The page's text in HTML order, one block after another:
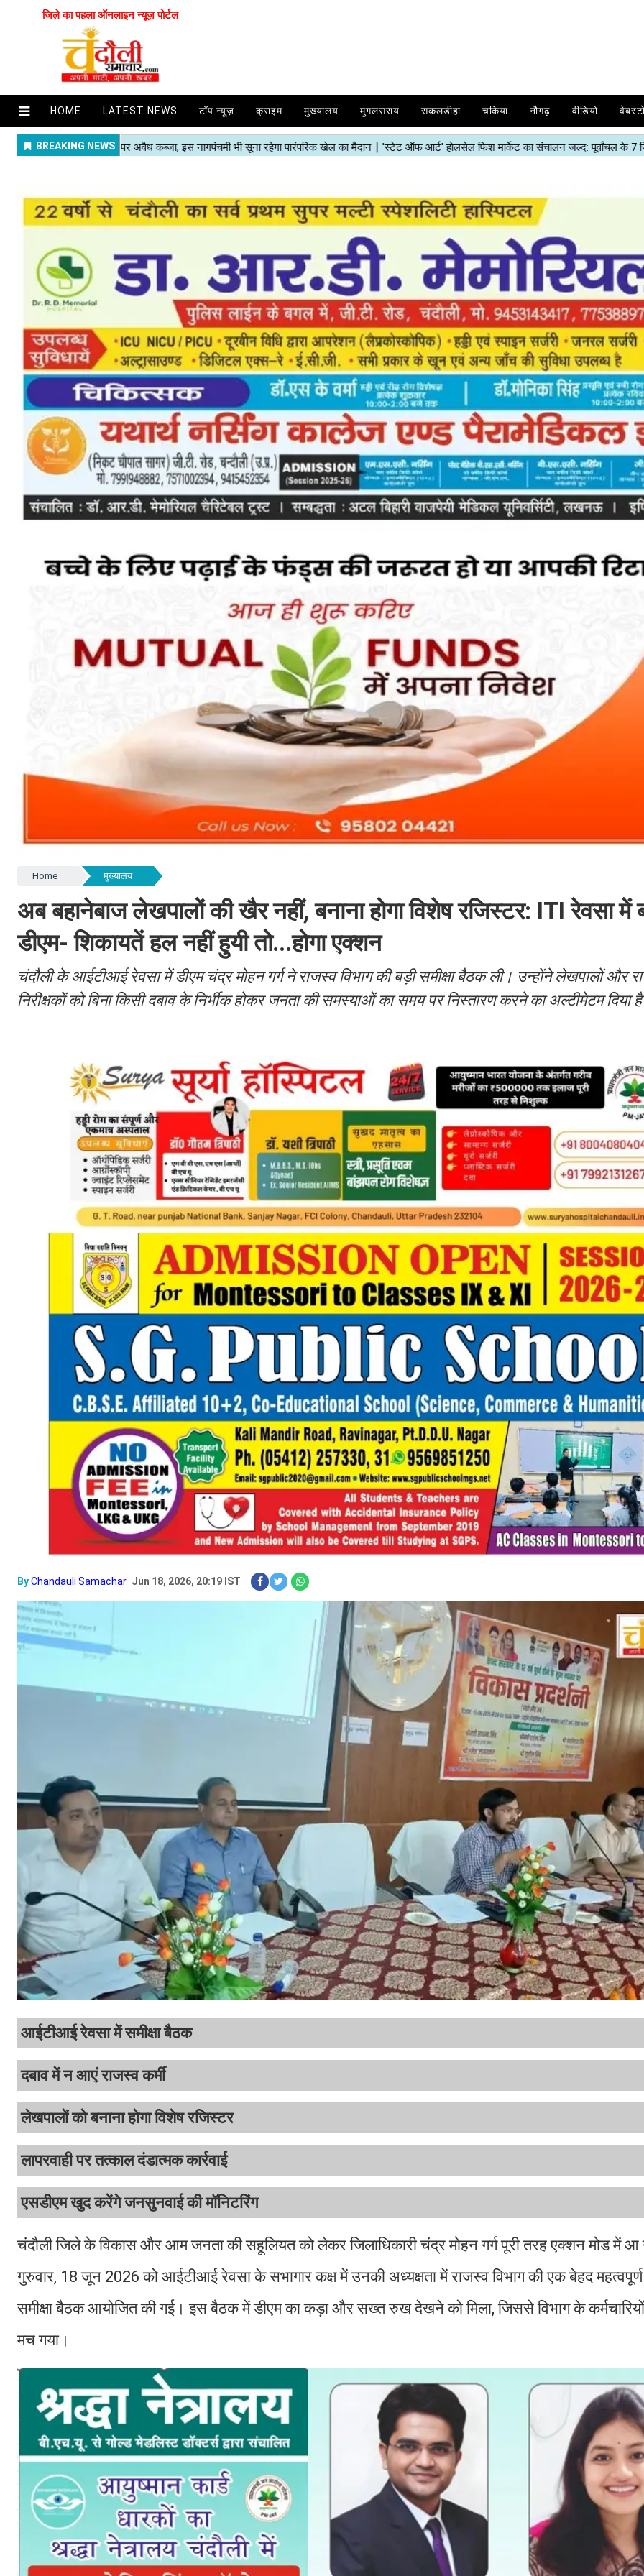
जिले का पहला ऑनलाइन न्यूज़ पोर्टल
HOME LATEST NEWS टॉप न्यूज़ क्राइम मुख्यालय मुगलसराय सकलडीहा चकिया नौगढ़ वीडियो
Home मुख्यालय
अब बहानेबाज लेखपालों की खैर नहीं, बनाना होगा विशेष रजिस्टर: ITI रेवसा में
डीएम- शिकायतें हल नहीं हुयी तो...होगा एक्शन
चंदौली के आईटीआई रेवसा में डीएम चंद्र मोहन गर्ग ने राजस्व विभाग की बड़ी समीक्षा बैठक ली। उन्होंने लेखपालों और
निरीक्षकों को बिना किसी दबाव के निर्भीक होकर जनता की समस्याओं का समय पर निस्तारण करने का अल्टीमेटम दिया
ByChandauli Samachar Jun 18, 2026, 20:19 IST
आईटीआई रेवसा में समीक्षा बैठक
दबाव में न आएं राजस्व कर्मी
लेखपालों को बनाना होगा विशेष रजिस्टर
लापरवाही पर तत्काल दंडात्मक कार्रवाई
एसडीएम खुद करेंगे जनसुनवाई की मॉनिटरिंग
चंदौली जिले के विकास और आम जनता की सहूलियत को लेकर जिलाधिकारी चंद्र मोहन गर्ग पूरी तरह एक्शन मोड में
गुरुवार, 18 जून 2026 को आईटीआई रेवसा के सभागार कक्ष में उनकी अध्यक्षता में राजस्व विभाग की एक बेहद
समीक्षा बैठक आयोजित की गई। इस बैठक में डीएम का कड़ा और सख्त रुख देखने को मिला, जिससे विभाग के
मच गया।